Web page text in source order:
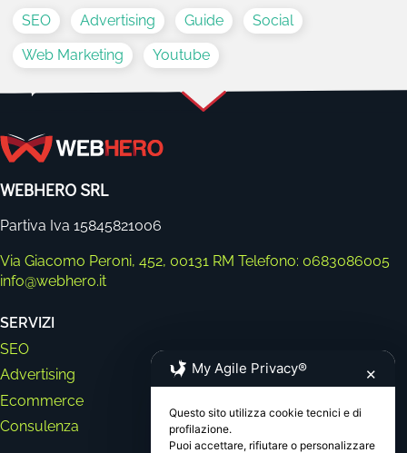
SEO Advertising Guide
Social
Web Marketing
Youtube
WEBHERO SRL
Partiva Iva 15845821006
Via Giacomo Peroni, 452, 00131 RM Telefono: 0683086005
info@webhero.it
SERVIZI
SEO
Advertising
Ecommerce
Consulenza
My Agile Privacy® ✕
Questo sito utilizza cookie tecnici e di
profilazione.
Puoi accettare, rifiutare o personalizzare